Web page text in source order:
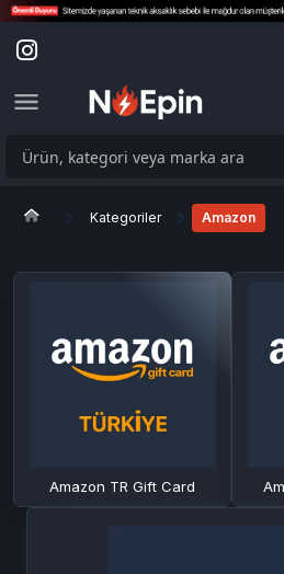
Kategoriler Amazon
Amazon TR Gift Card